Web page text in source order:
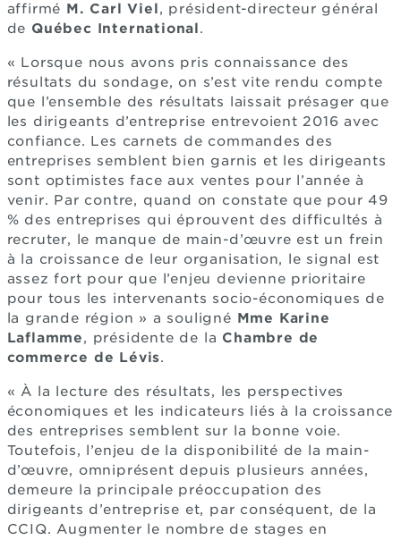
affirmé M. Carl Viel, président-directeur général
de Québec International.
« Lorsque nous avons pris connaissance des
résultats du sondage, on s’est vite rendu compte
que l’ensemble des résultats laissait présager que
les dirigeants d’entreprise entrevoient 2016 avec
confiance. Les carnets de commandes des
entreprises semblent bien garnis et les dirigeants
sont optimistes face aux ventes pour l’année à
venir. Par contre, quand on constate que pour 49
% des entreprises qui éprouvent des difficultés à
recruter, le manque de main-d’œuvre est un frein
à la croissance de leur organisation, le signal est
assez fort pour que l’enjeu devienne prioritaire
pour tous les intervenants socio-économiques de
la grande région » a souligné Mme Karine
Laflamme, présidente de la Chambre de
commerce de Lévis.
« À la lecture des résultats, les perspectives
économiques et les indicateurs liés à la croissance
des entreprises semblent sur la bonne voie.
Toutefois, l’enjeu de la disponibilité de la main-
d’œuvre, omniprésent depuis plusieurs années,
demeure la principale préoccupation des
dirigeants d’entreprise et, par conséquent, de la
CCIQ. Augmenter le nombre de stages en